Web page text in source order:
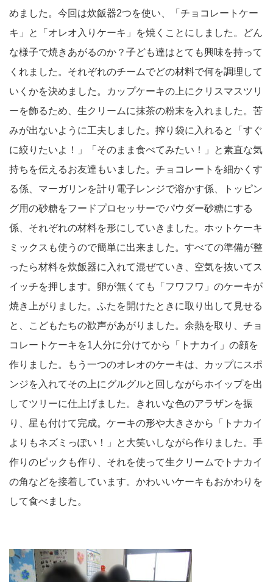
めました。今回は炊飯器2つを使い、「チョコレートケー
キ」と「オレオ入りケーキ」を焼くことにしました。どん
な様子で焼きあがるのか？子ども達はとても興味を持って
くれました。それぞれのチームでどの材料で何を調理して
いくかを決めました。カップケーキの上にクリスマスツリ
ーを飾るため、生クリームに抹茶の粉末を入れました。苦
みが出ないように工夫しました。搾り袋に入れると「すぐ
に絞りたいよ！」「そのまま食べてみたい！」と素直な気
持ちを伝えるお友達もいました。チョコレートを細かくす
る係、マーガリンを計り電子レンジで溶かす係、トッピン
グ用の砂糖をフードプロセッサーでパウダー砂糖にする
係、それぞれの材料を形にしていきました。ホットケーキ
ミックスも使うので簡単に出来ました。すべての準備が整
ったら材料を炊飯器に入れて混ぜていき、空気を抜いてス
イッチを押します。卵が無くても「フワフワ」のケーキが
焼き上がりました。ふたを開けたときに取り出して見せる
と、こどもたちの歓声があがりました。余熱を取り、チョ
コレートケーキを1人分に分けてから「トナカイ」の顔を
作りました。もう一つのオレオのケーキは、カップにスポ
ンジを入れてその上にグルグルと回しながらホイップを出
してツリーに仕上げました。きれいな色のアラザンを振
り、星も付けて完成。ケーキの形や大きさから「トナカイ
よりもネズミっぽい！」と大笑いしながら作りました。手
作りのピックも作り、それを使って生クリームでトナカイ
の角などを接着しています。かわいいケーキもおかわりを
して食べました。